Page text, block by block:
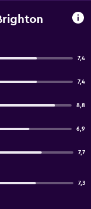
7,4
7,4
8,8
6,9
7,7
7,3